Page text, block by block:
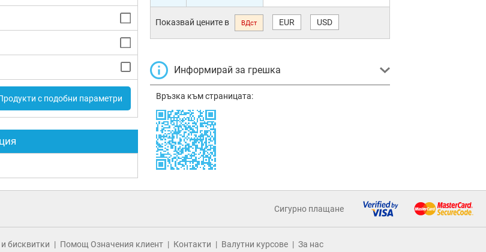
с подобни параметри
Показвай цените в ВДст EUR USD
Информирай за грешка
Връзка към страницата:
Сигурно плащане
бисквитки Помощ Означения клиент Контакти Валутни курсове За нас